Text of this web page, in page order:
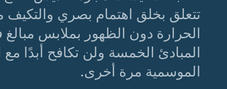
تتعلق بخلق اهتمام بصري والتكيف
الحرارة دون الظهور بملابس مبالغ
المبادئ الخمسة ولن تكافح أبدًا مع
الموسمية مرة أخرى.